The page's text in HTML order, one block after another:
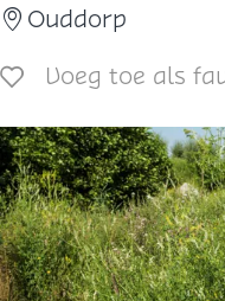
t
R
n
z
Ouddorp
Voeg toe als